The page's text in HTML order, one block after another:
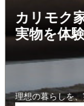
カリモク
実物を体
理想の暮らしを